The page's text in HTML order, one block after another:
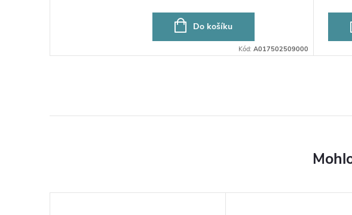
Do košíku
Kód: A017502509000